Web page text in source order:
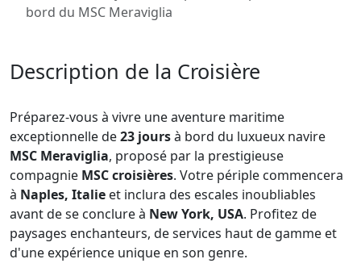
bord du MSC Meraviglia
Description de la Croisière
Préparez-vous à vivre une aventure maritime
exceptionnelle de23 joursà bord du luxueux navire
MSC Meraviglia, proposé par la prestigieuse
compagnie MSC croisières. Votre périple commencera
à Naples, Italie et inclura des escales inoubliables
avant de se conclure à New York, USA. Profitez de
paysages enchanteurs, de services haut de gamme et
d'une expérience unique en son genre.